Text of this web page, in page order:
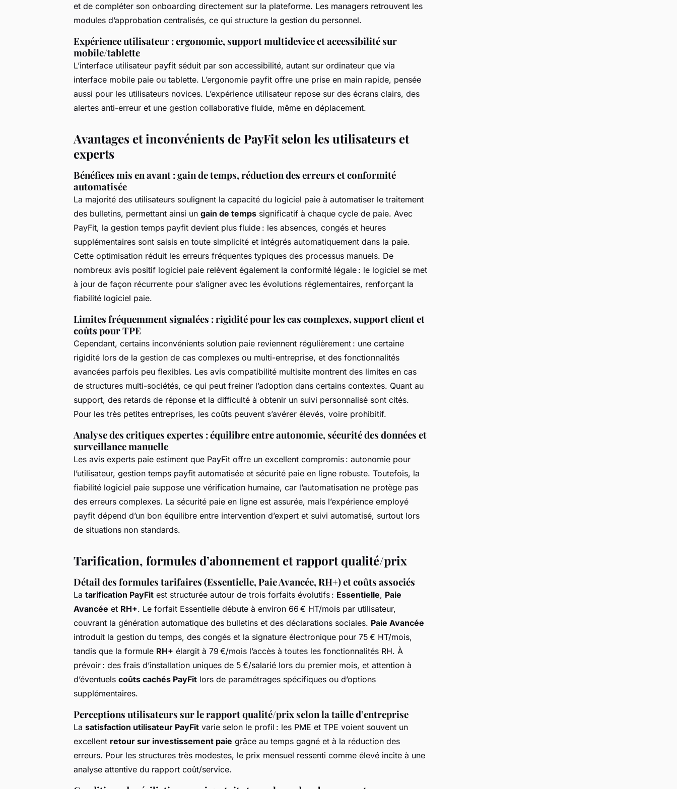
et de compléter son onboarding directement sur la plateforme. Les managers retrouvent les
modules d’approbation centralisés, ce qui structure la gestion du personnel.
Expérience utilisateur : ergonomie, support multidevice et accessibilité sur
mobile/tablette
L’interface utilisateur payfit séduit par son accessibilité, autant sur ordinateur que via
interface mobile paie ou tablette. L’ergonomie payfit offre une prise en main rapide, pensée
aussi pour les utilisateurs novices. L’expérience utilisateur repose sur des écrans clairs, des
alertes anti-erreur et une gestion collaborative fluide, même en déplacement.
Avantages et inconvénients de PayFit selon les utilisateurs et
experts
Bénéfices mis en avant : gain de temps, réduction des erreurs et conformité
automatisée
La majorité des utilisateurs soulignent la capacité du logiciel paie à automatiser le traitement
des bulletins, permettant ainsi un gain de temps significatif à chaque cycle de paie. Avec
PayFit, la gestion temps payfit devient plus fluide : les absences, congés et heures
supplémentaires sont saisis en toute simplicité et intégrés automatiquement dans la paie.
Cette optimisation réduit les erreurs fréquentes typiques des processus manuels. De
nombreux avis positif logiciel paie relèvent également la conformité légale : le logiciel se met
à jour de façon récurrente pour s’aligner avec les évolutions réglementaires, renforçant la
fiabilité logiciel paie.
Limites fréquemment signalées : rigidité pour les cas complexes, support client et
coûts pour TPE
Cependant, certains inconvénients solution paie reviennent régulièrement : une certaine
rigidité lors de la gestion de cas complexes ou multi-entreprise, et des fonctionnalités
avancées parfois peu flexibles. Les avis compatibilité multisite montrent des limites en cas
de structures multi-sociétés, ce qui peut freiner l’adoption dans certains contextes. Quant au
support, des retards de réponse et la difficulté à obtenir un suivi personnalisé sont cités.
Pour les très petites entreprises, les coûts peuvent s’avérer élevés, voire prohibitif.
Analyse des critiques expertes : équilibre entre autonomie, sécurité des données et
surveillance manuelle
Les avis experts paie estiment que PayFit offre un excellent compromis : autonomie pour
l’utilisateur, gestion temps payfit automatisée et sécurité paie en ligne robuste. Toutefois, la
fiabilité logiciel paie suppose une vérification humaine, car l’automatisation ne protège pas
des erreurs complexes. La sécurité paie en ligne est assurée, mais l’expérience employé
payfit dépend d’un bon équilibre entre intervention d’expert et suivi automatisé, surtout lors
de situations non standards.
Tarification, formules d’abonnement et rapport qualité/prix
Détail des formules tarifaires (Essentielle, Paie Avancée, RH+) et coûts associés
La tarification PayFit est structurée autour de trois forfaits évolutifs : Essentielle, Paie
Avancée et RH+. Le forfait Essentielle débute à environ 66 € HT/mois par utilisateur,
couvrant la génération automatique des bulletins et des déclarations sociales. Paie Avancée
introduit la gestion du temps, des congés et la signature électronique pour 75 € HT/mois,
tandis que la formule RH+ élargit à 79 €/mois l’accès à toutes les fonctionnalités RH. À
prévoir : des frais d’installation uniques de 5 €/salarié lors du premier mois, et attention à
d’éventuels coûts cachés PayFit lors de paramétrages spécifiques ou d’options
supplémentaires.
Perceptions utilisateurs sur le rapport qualité/prix selon la taille d’entreprise
La satisfaction utilisateur PayFit varie selon le profil : les PME et TPE voient souvent un
excellent retour sur investissement paie grâce au temps gagné et à la réduction des
erreurs. Pour les structures très modestes, le prix mensuel ressenti comme élevé incite à une
analyse attentive du rapport coût/service.